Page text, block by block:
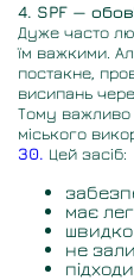
4. SPF —
Дуже часто
їм важкими.
постакне,
висипань
Тому важливо
міського
30. Цей засіб:
має
не